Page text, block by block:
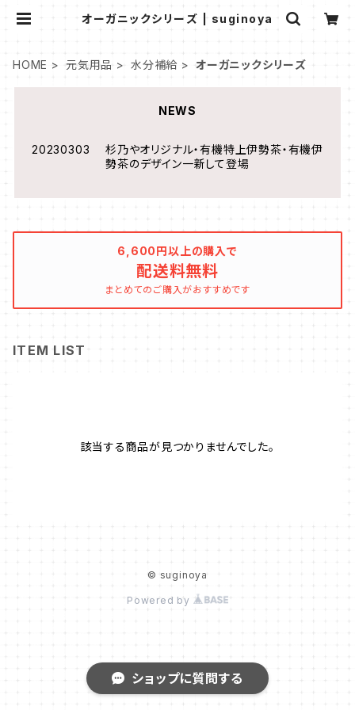
オーガニックシリーズ | suginoya
HOME 元気用品 水分補給 オーガニックシリーズ
NEWS
20230303 杉乃やオリジナル・有機特上伊勢茶・有機伊
勢茶のデザイン一新して登場
6,600円以上の購入で
配送料無料
まとめてのご購入がおすすめです
ITEM LIST
該当する商品が見つかりませんでした。
© suginoya
Powered by
ショップに質問する